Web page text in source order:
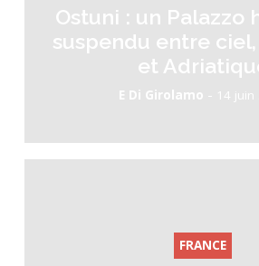
Ostuni : un Palazzo
suspendu entre
et
E Di Girolamo - 14 juin
FRANCE